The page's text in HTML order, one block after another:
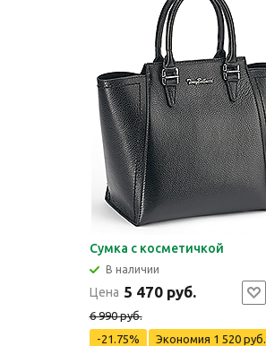
Сумка с косметичкой
В наличии
Цена 5 470 руб.
6 990 руб.
-21.75%
Экономия 1 520 руб.